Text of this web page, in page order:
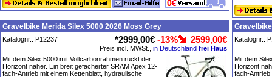
Gravelbike Merida Silex 5000 2026 Moss Grey
Katalognr.: P12237 *2999,00€ -13% 2599,00€
Preis incl. MWSt., in Deutschland frei Haus
Mit dem Silex 5000 mit Vollcarbonrahmen rückt der
Horizont näher. Ein breit gefächerter SRAM Apex 12-
fach-Antrieb mit einem Kettenblatt, hydraulische
Katalognr.:
Mit dem
Horizont
fach-Antrieb